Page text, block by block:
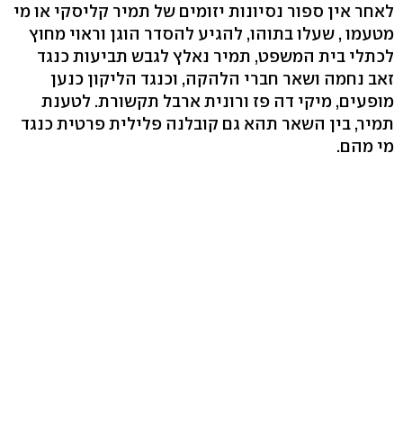
לאחר אין ספור נסיונות יזומים של תמיר קליסקי או מי
מטעמו , שעלו בתוהו, להגיע להסדר הוגן וראוי מחוץ
לכתלי בית המשפט, תמיר נאלץ לגבש תביעות כנגד
זאב נחמה ושאר חברי הלהקה, וכנגד הליקון כנען
מופעים, מיקי דה פז ורונית ארבל תקשורת. לטענת
תמיר, בין השאר תהא גם קובלנה פלילית פרטית כנגד
מי מהם.